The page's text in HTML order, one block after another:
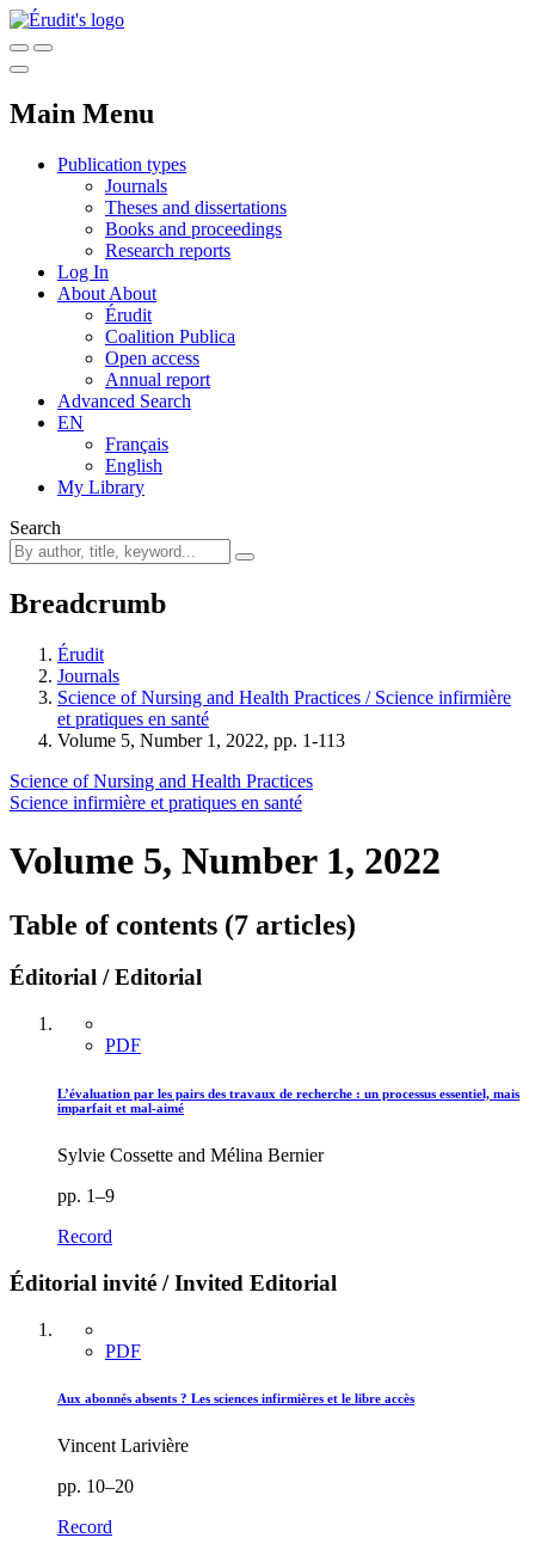
Main Menu
Publication types
Journals
Theses and dissertations
Books and proceedings
Research reports
Log In
About About
Érudit
Coalition Publica
Open access
Annual report
Advanced Search
EN
Français
English
My Library
Search
Breadcrumb
Érudit
Journals
Science of Nursing and Health Practices / Science infirmière
et pratiques en santé
Volume 5, Number 1, 2022, pp. 1-113
Science of Nursing and Health Practices
Science infirmière et pratiques en santé
Volume 5, Number 1, 2022
Table of contents (7 articles)
Éditorial / Editorial
PDF
L’évaluation par les pairs des travaux de recherche : un processus essentiel, mais
imparfait et mal-aimé
Sylvie Cossette and Mélina Bernier
pp. 1–9
Record
Éditorial invité / Invited Editorial
PDF
Aux abonnés absents ? Les sciences infirmières et le libre accès
Vincent Larivière
pp. 10–20
Record